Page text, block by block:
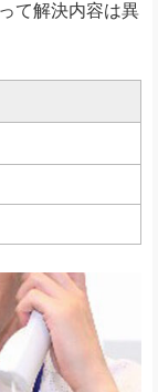
て解決内容は異